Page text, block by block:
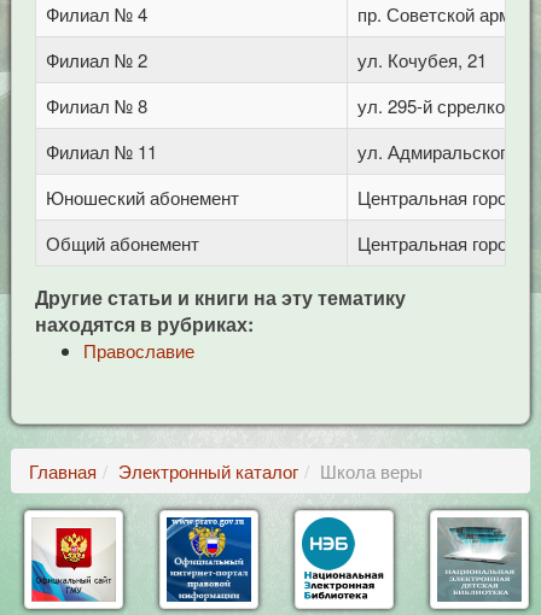
Филиал № 4
пр. Советской армии,
Филиал № 2
ул. Кочубея, 21
Филиал № 8
ул. 295-й сррелковой
Филиал № 11
ул. Адмиральского, 8
Юношеский абонемент
Центральная
Общий абонемент
Центральная
Другие статьи и книги на эту тематику
находятся в рубриках:
Православие
Главная Электронный каталог Школа веры